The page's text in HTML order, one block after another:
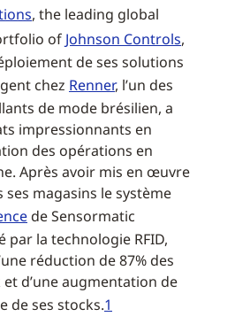
, the leading global
of Johnson Controls,
de ses solutions
chez Renner, l’un des
de mode brésilien, a
impressionnants en
des opérations en
Après avoir mis en œuvre
ses magasins le système
de Sensormatic
par la technologie RFID,
réduction de 87% des
d’une augmentation de
de ses stocks.1